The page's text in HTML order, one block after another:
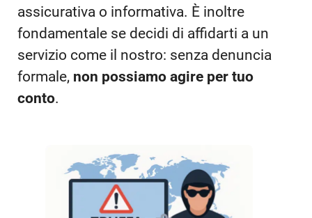
assicurativa o informativa. È inoltre
fondamentale se decidi di affidarti a un
servizio come il nostro: senza denuncia
formale, non possiamo agire per tuo
conto.